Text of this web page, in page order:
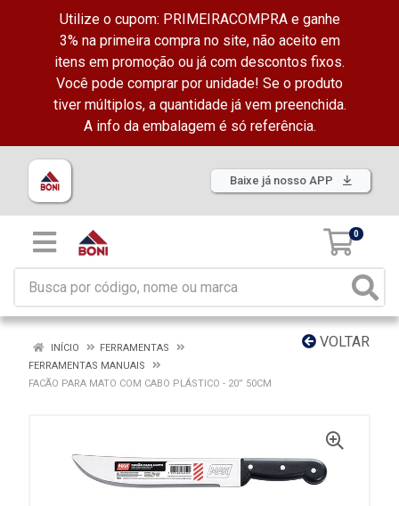
Utilize o cupom: PRIMEIRACOMPRA e ganhe
3% na primeira compra no site, não aceito em
itens em promoção ou já com descontos fixos.
Você pode comprar por unidade! Se o produto
tiver múltiplos, a quantidade já vem preenchida.
A info da embalagem é só referência.
Baixe já nosso APP
0
VOLTAR
INÍCIO
FERRAMENTAS
FERRAMENTAS MANUAIS
FACÃO PARA MATO COM CABO PLÁSTICO - 20” 50CM